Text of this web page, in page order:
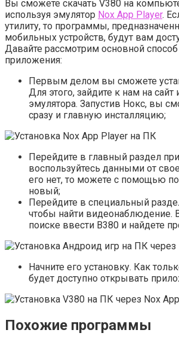
Вы сможете скачать V380 на
используя эмулятор Nox App Player.
утилиту, то программы,
мобильных устройств, будут вам
Давайте рассмотрим основной способ
приложения:
Первым делом вы сможете
Для этого, зайдите к нам на сайт
эмулятора. Запустив Нокс, вы
сразу и главную инсталляцию;
Перейдите в главный раздел
воспользуйтесь данными от
его нет, то можете с помощью
новый;
Перейдите в специальный
чтобы найти видеонаблюдение.
поиске ввести В380 и найдете
Начните его установку. Как
будет доступно открывать
Похожие программы